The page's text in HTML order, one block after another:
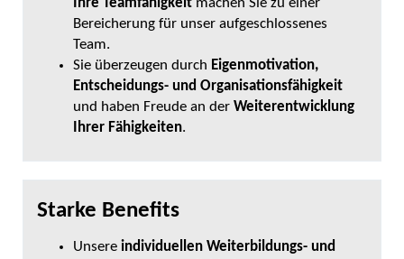
Ihre Teamfähigkeit machen Sie zu einer
Bereicherung für unser aufgeschlossenes
Team.
Sie überzeugen durch Eigenmotivation,
Entscheidungs- und Organisationsfähigkeit
und haben Freude an der Weiterentwicklung
Ihrer Fähigkeiten.
Starke Benefits
Unsere individuellen Weiterbildungs- und